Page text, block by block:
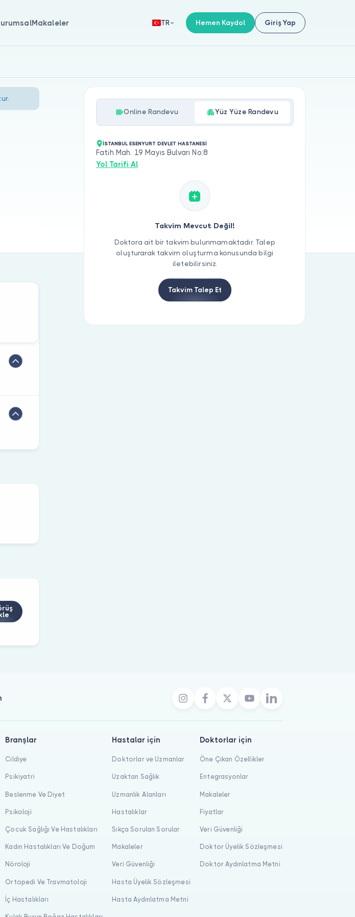
Makaleler TR Hemen Kaydol Giriş Yap
Online Randevu Yüz Yüze Randevu
İSTANBUL ESENYURT DEVLET HASTANESİ
Fatih Mah. 19 Mayıs Bulvarı No:8
Yol Tarifi Al
Takvim Mevcut Değil!
Doktora ait bir takvim bulunmamaktadır. Talep
oluşturarak takvim oluşturma konusunda bilgi
iletebilirsiniz.
Takvim Talep Et
Branşlar
Cildiye
Psikiyatri
Beslenme Ve Diyet
Psikoloji
Çocuk Sağlığı Ve Hastalıkları
Kadın Hastalıkları Ve Doğum
Nöroloji
Ortopedi Ve Travmatoloji
İç Hastalıkları
Hastalar için
Doktorlar ve Uzmanlar
Uzaktan Sağlık
Uzmanlık Alanları
Hastalıklar
Sıkça Sorulan Sorular
Makaleler
Veri Güvenliği
Hasta Üyelik Sözleşmesi
Hasta Aydınlatma Metni
Doktorlar için
Öne Çıkan Özellikler
Entegrasyonlar
Makaleler
Fiyatlar
Veri Güvenliği
Doktor Üyelik Sözleşmesi
Doktor Aydınlatma Metni